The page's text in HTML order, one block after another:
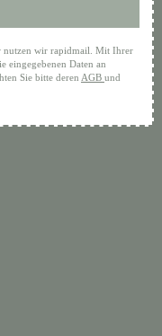
nutzen wir rapidmail. Mit Ihrer
eingegebenen Daten an
Sie bitte deren AGB und